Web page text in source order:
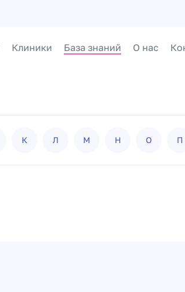
Клиники База знаний О нас
К Л М Н О П